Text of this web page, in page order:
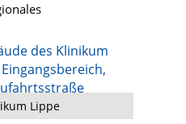
Lippe